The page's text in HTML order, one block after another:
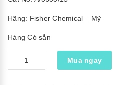
Hãng: Fisher Chemical – Mỹ
Hàng Có sẵn
lượng
Mua ngay